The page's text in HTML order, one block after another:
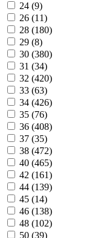
24 (9)
26 (11)
28 (180)
29 (8)
30 (380)
31 (34)
32 (420)
33 (63)
34 (426)
35 (76)
36 (408)
37 (35)
38 (472)
40 (465)
42 (161)
44 (139)
45 (14)
46 (138)
48 (102)
50 (39)